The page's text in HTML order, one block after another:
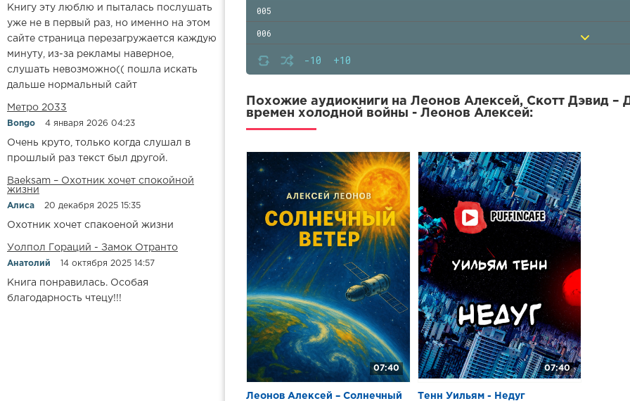
Книгу эту люблю и пыталась послушать
уже не в первый раз, но именно на этом
сайте страница перезагружается каждую
минуту, из-за рекламы наверное,
слушать невозможно(( пошла искать
дальше нормальный сайт
Метро 2033
Bongo 4 января 2026 04:23
Очень круто, только когда слушал в
прошлый раз текст был другой.
Baeksam – Охотник хочет спокойной
жизни
Алиса 20 декабря 2025 15:35
Охотник хочет спакоеной жизни
Уолпол Гораций - Замок Отранто
Анатолий 14 октября 2025 14:57
Книга понравилась. Особая
благодарность чтецу!!!
-10 +10
005
006
007
008
009
012
013
014
Похожие аудиокниги на Леонов Алексей, Скотт Дэвид –
времен холодной войны - Леонов Алексей:
07:40
Леонов Алексей – Солнечный
07:40
Тенн Уильям - Недуг